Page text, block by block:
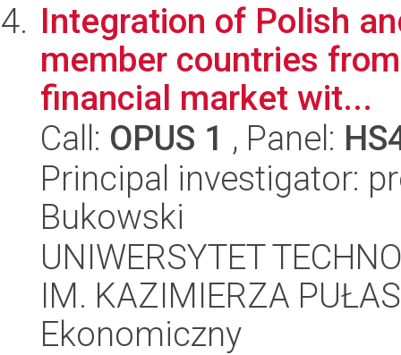
Integration of Polish
member countries
financial market wit...
Call: OPUS 1 , Panel:
Principal investigator:
Bukowski
UNIWERSYTET
IM. KAZIMIERZA
Ekonomiczny